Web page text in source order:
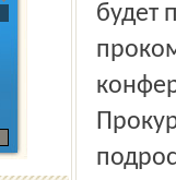
будет